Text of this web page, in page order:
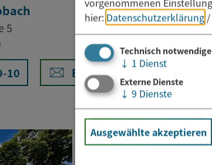
5
10
E-Mail
hier: Datenschutzerklärung /
Technisch
↓ 1 Dienst
Externe Dienste
↓ 9 Dienste
Ausgewählte akzeptieren